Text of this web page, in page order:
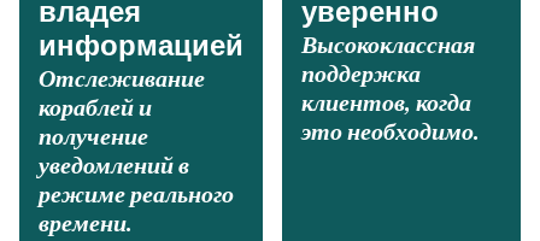
владея
информацией
Отслеживание
кораблей и
получение
уведомлений в
режиме реального
времени.
уверенно
Высококлассная
поддержка
клиентов, когда
это необходимо.